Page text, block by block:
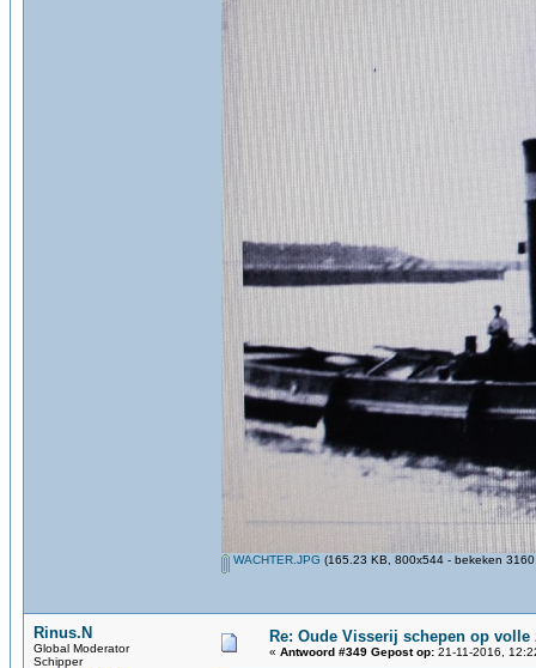
WACHTER.JPG (165.23 KB, 800x544 - bekeken 3160
Rinus.N
Global Moderator
Schipper
Re: Oude Visserij schepen op volle
« Antwoord #349 Gepost op: 21-11-2016,